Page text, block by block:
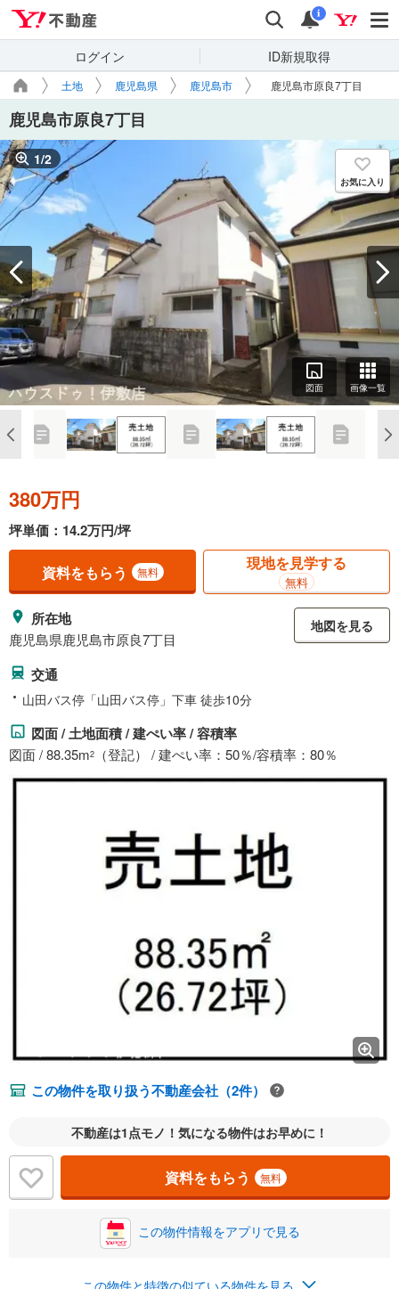
検索 通知
i
ログイン ID新規取得
土地 鹿児島県 鹿児島市 鹿児島市原良7丁目
鹿児島市原良7丁目
1/2
お気に入り
図面 画像一覧
380万円
坪単価：14.2万円/坪
資料をもらう 無料 現地を見学する
無料
所在地
鹿児島県鹿児島市原良7丁目
地図を見る
交通
山田バス停「山田バス停」下車 徒歩10分
図面 / 土地面積 / 建ぺい率 / 容積率
図面 / 88.35m2 （登記） / 建ぺい率：50％/容積率：80％
この物件を取り扱う不動産会社（2件）
不動産は1点モノ！気になる物件はお早めに！
資料をもらう 無料
この物件情報をアプリで見る
この物件と特徴の似ている物件を見る